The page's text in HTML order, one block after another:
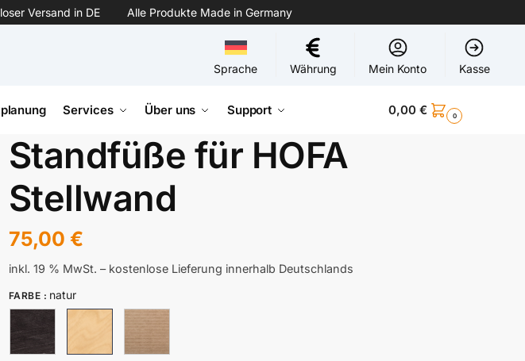
Versand in DE Alle Produkte Made in Germany
Sprache Währung Mein Konto Kasse
Services Über uns Support 0,00 € 0
Standfüße für HOFA
Stellwand
75,00 €
inkl. 19 % MwSt. – kostenlose Lieferung innerhalb Deutschlands
FARBE : natur